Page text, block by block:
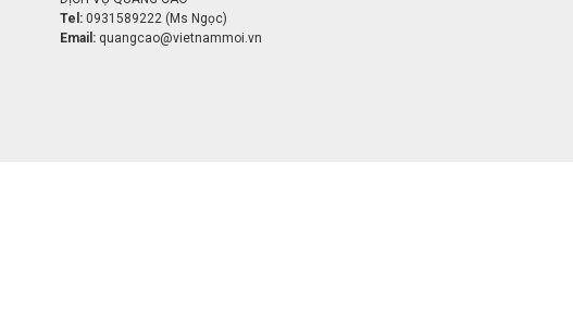
Tel: 0931589222 (Ms Ngọc)
Email: quangcao@vietnammoi.vn